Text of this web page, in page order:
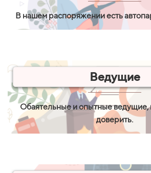
В нашем распоряжении есть
Ведущие
Обаятельные и опытные
доверить.